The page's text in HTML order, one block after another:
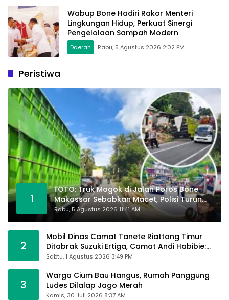
Wabup Bone Hadiri Rakor Menteri
Lingkungan Hidup, Perkuat Sinergi
Pengelolaan Sampah Modern
Daerah Rabu, 5 Agustus 2026 2:02 PM
Peristiwa
1
FOTO: Truk Mogok di Jalan Poros Bone-
Makassar Sebabkan Macet, Polisi Turun
Tangan
Rabu, 5 Agustus 2026 11:41 AM
2
Mobil Dinas Camat Tanete Riattang Timur
Ditabrak Suzuki Ertiga, Camat Andi Habibie:
Alhamdulillah Saya Baik-Baik Saja
Sabtu, 1 Agustus 2026 3:49 PM
3
Warga Cium Bau Hangus, Rumah Panggung
Ludes Dilalap Jago Merah
Kamis, 30 Juli 2026 8:37 AM